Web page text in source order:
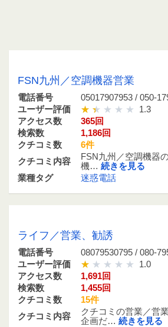
FSN九州／空調機器営業
電話番号
05017907953 / 050-
ユーザー評価
1.3
アクセス数
365回
検索数
1,186回
クチコミ数
6件
クチコミ内容
FSN九州／空調機器
機… 続きを見る
業種タグ
迷惑電話
ライフ／営業、勧誘
電話番号
08079530795 / 080-
ユーザー評価
1.0
アクセス数
1,691回
検索数
1,455回
クチコミ数
15件
クチコミ内容
クチコミの営業／営
企画だ… 続きを見る